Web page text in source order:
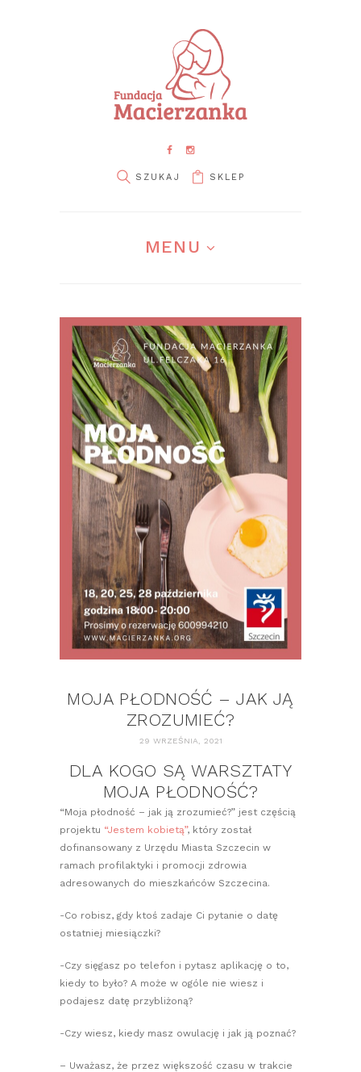
SKLEP
MENU
MOJA PŁODNOŚĆ – JAK JĄ
ZROZUMIEĆ?
29 WRZEŚNIA, 2021
DLA KOGO SĄ WARSZTATY
MOJA PŁODNOŚĆ?
“Moja płodność – jak ją zrozumieć?” jest częścią
projektu “Jestem kobietą”, który został
dofinansowany z Urzędu Miasta Szczecin w
ramach profilaktyki i promocji zdrowia
adresowanych do mieszkańców Szczecina.
-Co robisz, gdy ktoś zadaje Ci pytanie o datę
ostatniej miesiączki?
-Czy sięgasz po telefon i pytasz aplikację o to,
kiedy to było? A może w ogóle nie wiesz i
podajesz datę przybliżoną?
-Czy wiesz, kiedy masz owulację i jak ją poznać?
– Uważasz, że przez większość czasu w trakcie